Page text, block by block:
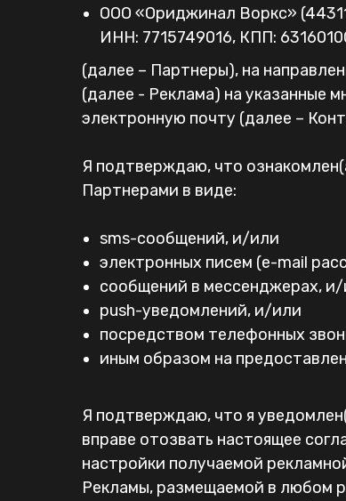
ООО «Ориджинал Воркс»
ИНН: 7715749016, КПП:
(далее – Партнеры), на
(далее - Реклама) на указанные
электронную почту (далее –
Я подтверждаю, что
Партнерами в виде:
sms-сообщений, и/или
электронных писем (e-mail
сообщений в мессенджерах,
push-уведомлений, и/или
посредством телефонных
иным образом на
Я подтверждаю, что я
вправе отозвать настоящее
настройки получаемой
Рекламы, размещаемой в любом